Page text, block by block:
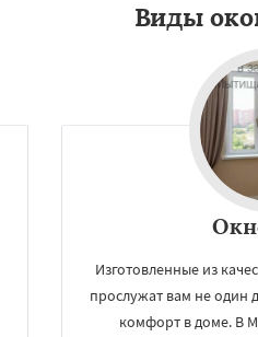
Виды
Изготовленные из
прослужат вам не один
комфорт в доме. В